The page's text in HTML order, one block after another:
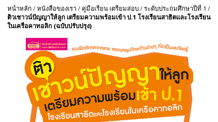
หน้าหลัก /หนังสือของเรา / คู่มือเรียน เตรียมสอบ/ระดับประถมศึกษาปีที่ 1 /
ติวเชาวน์ปัญญาให้ลูก เตรียมความพร้อมเข้า ป.1 โรงเรียนสาธิตและโรงเรียน
ในเครือคาทอลิก (ฉบับปรับปรุง)